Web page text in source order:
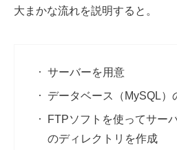
大まかな流れを説明すると。
サーバーを用意
データベース（MySQL）
FTPソフトを使ってサー
のディレクトリを作成